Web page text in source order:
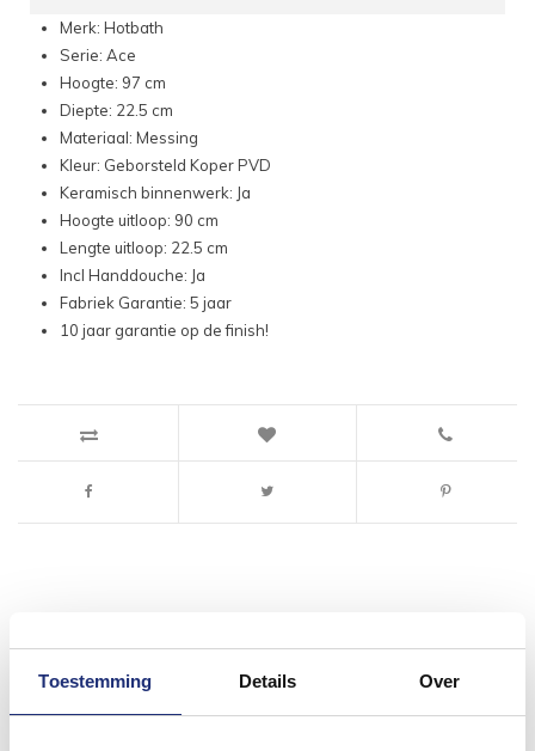
Toestemming Details Over
Merk: Hotbath
Serie: Ace
Hoogte: 97 cm
Diepte: 22.5 cm
Materiaal: Messing
Kleur: Geborsteld Koper PVD
Keramisch binnenwerk: Ja
Hoogte uitloop: 90 cm
Lengte uitloop: 22.5 cm
Incl Handdouche: Ja
Fabriek Garantie: 5 jaar
10 jaar garantie op de finish!
#mijndroombadkamer
Wij geloven in de kracht van delen. Deel jouw
badkamer op Instagram met #mijndroombadkamer